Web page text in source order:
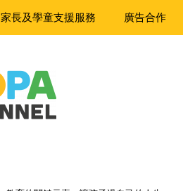
家長及學童支援服務 廣告合作